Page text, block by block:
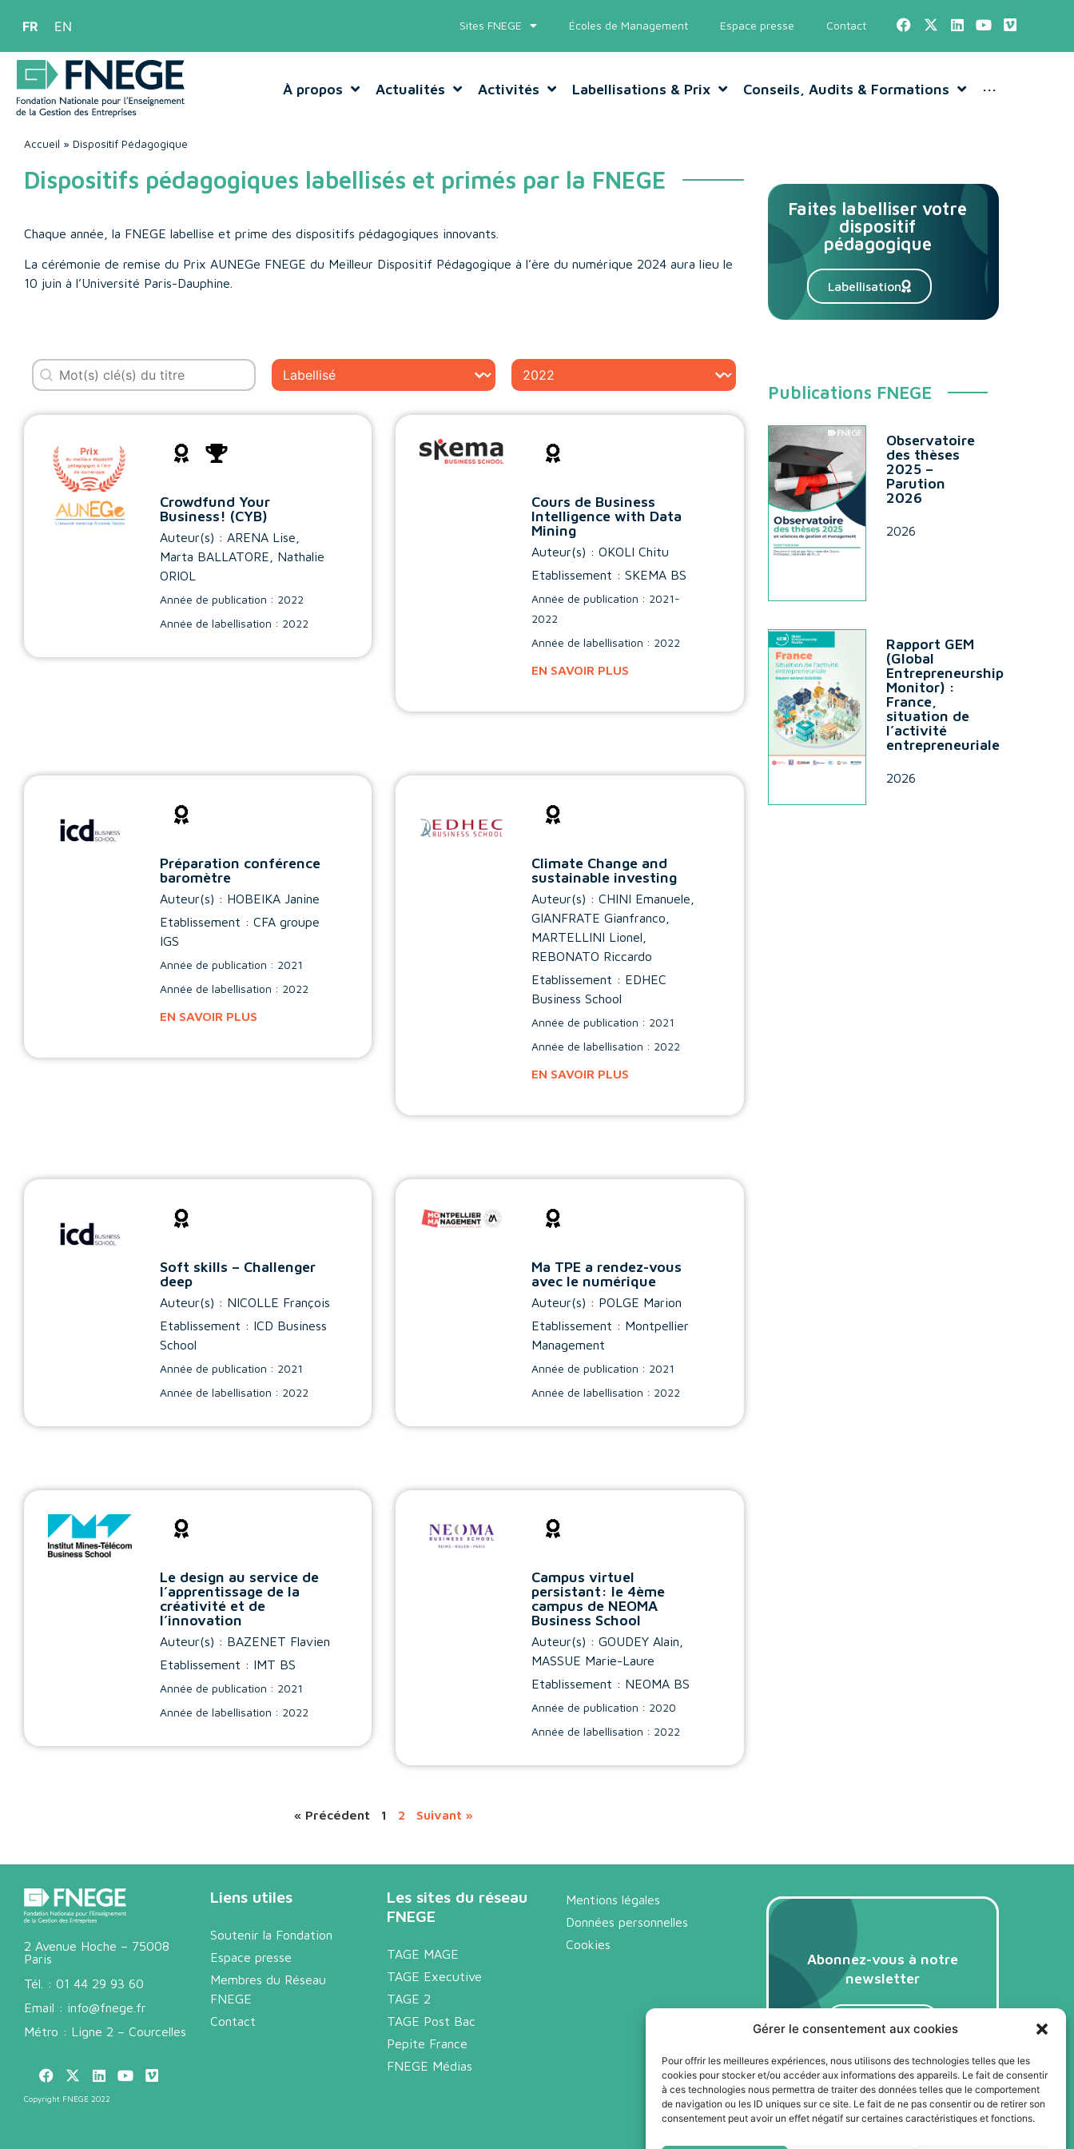
Gérer le consentement aux cookies
Pour offrir les meilleures expériences, nous utilisons des technologies telles que les
cookies pour stocker et/ou accéder aux informations des appareils. Le fait de consentir
à ces technologies nous permettra de traiter des données telles que le comportement
de navigation ou les ID uniques sur ce site. Le fait de ne pas consentir ou de retirer son
consentement peut avoir un effet négatif sur certaines caractéristiques et fonctions.
FR EN Sites FNEGE Écoles de Management Espace presse Contact
À propos Actualités Activités Labellisations & Prix Conseils, Audits & Formations ···
Accueil » Dispositif Pédagogique
Dispositifs pédagogiques labellisés et primés par la FNEGE
Chaque année, la FNEGE labellise et prime des dispositifs pédagogiques innovants.
La cérémonie de remise du Prix AUNEGe FNEGE du Meilleur Dispositif Pédagogique à l’ère du numérique 2024 aura lieu le
10 juin à l’Université Paris-Dauphine.
Recherche Statut Année
Crowdfund Your
Business! (CYB)
Auteur(s) :ARENA Lise
Marta BALLATORE
Nathalie
ORIOL
Année de publication : 2022
Année de labellisation : 2022
Cours de Business
Intelligence with Data
Mining
Auteur(s) :OKOLI Chitu
Etablissement : SKEMA BS
Année de publication : 2021-
2022
Année de labellisation : 2022
EN SAVOIR PLUS
Préparation conférence
baromètre
Auteur(s) : HOBEIKA Janine
Etablissement : CFA groupe
IGS
Année de publication : 2021
Année de labellisation : 2022
EN SAVOIR PLUS
Climate Change and
sustainable investing
Auteur(s) :CHINI Emanuele
GIANFRATE Gianfranco
MARTELLINI Lionel
REBONATO Riccardo
Etablissement : EDHEC
Business School
Année de publication : 2021
Année de labellisation : 2022
EN SAVOIR PLUS
Soft skills – Challenger
deep
Auteur(s) : NICOLLE François
Etablissement : ICD Business
School
Année de publication : 2021
Année de labellisation : 2022
Ma TPE a rendez-vous
avec le numérique
Auteur(s) : POLGE Marion
Etablissement : Montpellier
Management
Année de publication : 2021
Année de labellisation : 2022
Le design au service de
l’apprentissage de la
créativité et de
l’innovation
Auteur(s) : BAZENET Flavien
Etablissement : IMT BS
Année de publication : 2021
Année de labellisation : 2022
Campus virtuel
persistant: le 4ème
campus de NEOMA
Business School
Auteur(s) :GOUDEY Alain
MASSUE Marie-Laure
Etablissement : NEOMA BS
Année de publication : 2020
Année de labellisation : 2022
« Précédent 1 2 Suivant »
Faites labelliser votre
dispositif
pédagogique
Labellisation
Publications FNEGE
Observatoire
des thèses
2025 –
Parution
2026
2026
Rapport GEM
(Global
Entrepreneurship
Monitor) :
France,
situation de
l’activité
entrepreneuriale
2026
2 Avenue Hoche – 75008
Paris
Tél. : 01 44 29 93 60
Email : info@fnege.fr
Métro : Ligne 2 – Courcelles
Copyright FNEGE 2022
Liens utiles
Soutenir la Fondation
Espace presse
Membres du Réseau
FNEGE
Contact
Les sites du réseau
FNEGE
TAGE MAGE
TAGE Executive
TAGE 2
TAGE Post Bac
Pepite France
FNEGE Médias
Mentions légales
Données personnelles
Cookies
Abonnez-vous à notre
newsletter
Je m'abonne